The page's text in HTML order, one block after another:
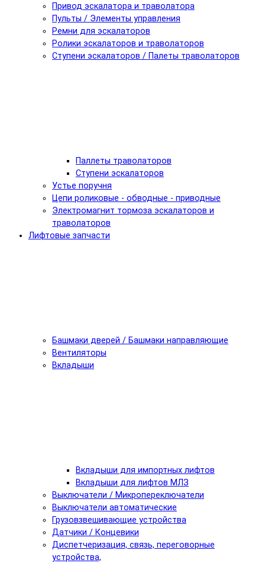
Привод эскалатора и траволатора
Пульты / Элементы управления
Ремни для эскалаторов
Ролики эскалаторов и траволаторов
Ступени эскалаторов / Палеты траволаторов
Паллеты траволаторов
Ступени эскалаторов
Устье поручня
Цепи роликовые - обводные - приводные
Электромагнит тормоза эскалаторов и
траволаторов
Лифтовые запчасти
Башмаки дверей / Башмаки направляющие
Вентиляторы
Вкладыши
Вкладыши для импортных лифтов
Вкладыши для лифтов МЛЗ
Выключатели / Микропереключатели
Выключатели автоматические
Грузовзвешивающие устройства
Датчики / Концевики
Диспетчеризация, связь, переговорные
устройства,